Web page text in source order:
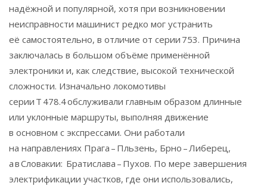
надёжной и популярной, хотя при возникновении
неисправности машинист редко мог устранить
её самостоятельно, в отличие от серии 753. Причина
заключалась в большом объёме применённой
электроники и, как следствие, высокой технической
сложности. Изначально локомотивы
серии T 478.4 обслуживали главным образом длинные
или уклонные маршруты, выполняя движение
в основном с экспрессами. Они работали
на направлениях Прага – Пльзень, Брно – Либерец,
а в Словакии: Братислава – Пухов. По мере завершения
электрификации участков, где они использовались,